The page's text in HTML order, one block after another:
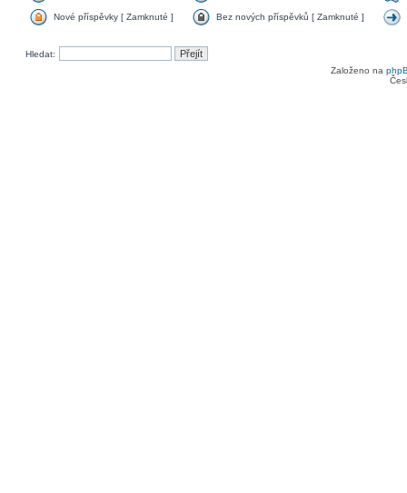
Nové příspěvky [ Zamknuté ] Bez nových příspěvků [ Zamknuté ]
Hledat:
Založeno na